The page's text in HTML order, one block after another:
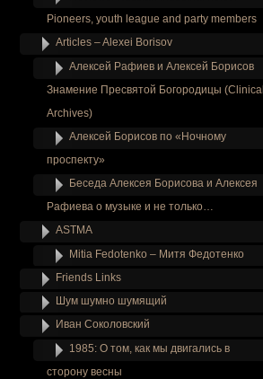
Pioneers, youth league and party members
Articles – Alexei Borisov
Алексей Рафиев и Алексей Борисов
Знамение Пресвятой Богородицы (Clinical
Archives)
Алексей Борисов по «Ночному
проспекту»
Беседа Алексея Борисова и Алексея
Рафиева о музыке и не только…
ASTMA
Mitia Fedotenko – Митя Федотенко
Friends Links
Шум шумно шумящий
Иван Соколовский
1985: О том, как мы двигались в
сторону весны